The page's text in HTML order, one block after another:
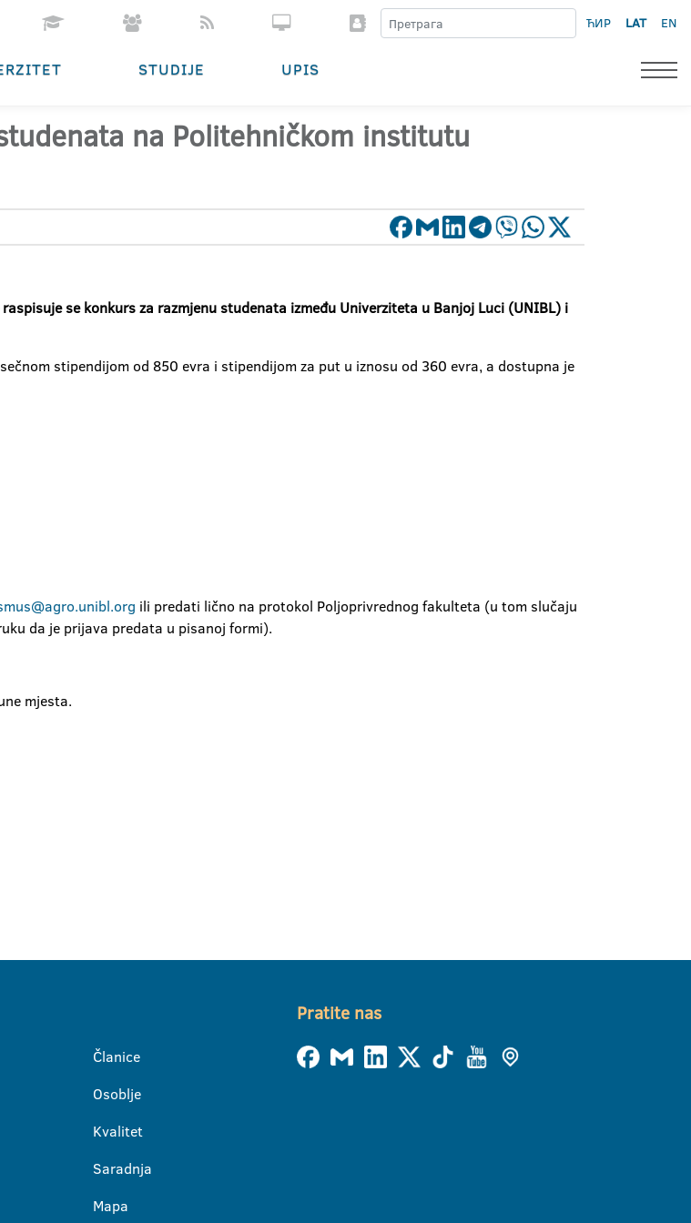
ЋИР LAT EN
STUDIJE UPIS
na Politehničkom institutu
se konkurs za razmjenu studenata između Univerziteta u Banjoj Luci (UNIBL) i
stipendijom od 850 evra i stipendijom za put u iznosu od 360 evra, a dostupna je
ili predati lično na protokol Poljoprivrednog fakulteta (u tom slučaju
da je prijava predata u pisanoj formi).
mjesta.
Članice
Osoblje
Kvalitet
Saradnja
Mapa
Pratite nas